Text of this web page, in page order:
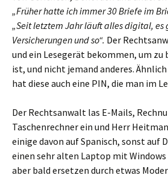
„Früher hatte ich immer 30 Briefe im
„Seit letztem Jahr läuft alles digital, es
Versicherungen und so“. Der
und ein Lesegerät bekommen, um zu
ist, und nicht jemand anderes.
hat diese auch eine PIN, die man im
Der Rechtsanwalt las E-Mails,
Taschenrechner ein und Herr
einige davon auf Spanisch, sonst auf
einen sehr alten Laptop mit Windows
aber bald ersetzen durch etwas